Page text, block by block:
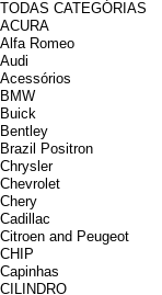
TODAS CATEGÓRIAS
ACURA
Alfa Romeo
Audi
Acessórios
BMW
Buick
Bentley
Brazil Positron
Chrysler
Chevrolet
Chery
Cadillac
Citroen and Peugeot
CHIP
Capinhas
CILINDRO